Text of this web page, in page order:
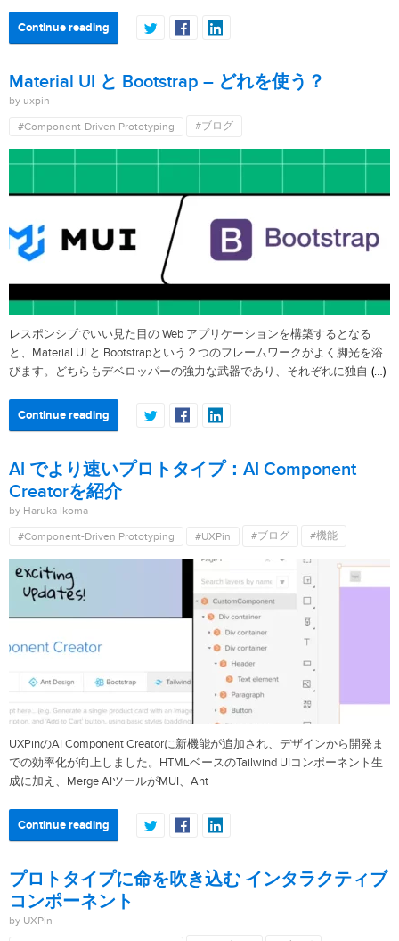
Continue reading
Material UI と Bootstrap – どれを使う？
by uxpin
#Component-Driven Prototyping #ブログ
レスポンシブでいい見た目の Web アプリケーションを構築するとなる
と、Material UI と Bootstrapという２つのフレームワークがよく脚光を浴
びます。どちらもデベロッパーの強力な武器であり、それぞれに独自 (…)
Continue reading
AI でより速いプロトタイプ：AI Component
Creatorを紹介
by Haruka Ikoma
#Component-Driven Prototyping #UXPin #ブログ #機能
UXPinのAI Component Creatorに新機能が追加され、デザインから開発ま
での効率化が向上しました。HTMLベースのTailwind UIコンポーネント生
成に加え、Merge AIツールがMUI、Ant
Continue reading
プロトタイプに命を吹き込む インタラクティブ
コンポーネント
by UXPin